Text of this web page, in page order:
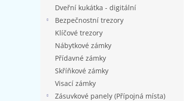
Dveřní kukátka - digitální
Bezpečnostní trezory
Klíčové trezory
Nábytkové zámky
Přídavné zámky
Skříňkové zámky
Visací zámky
Zásuvkové panely (Přípojná místa)